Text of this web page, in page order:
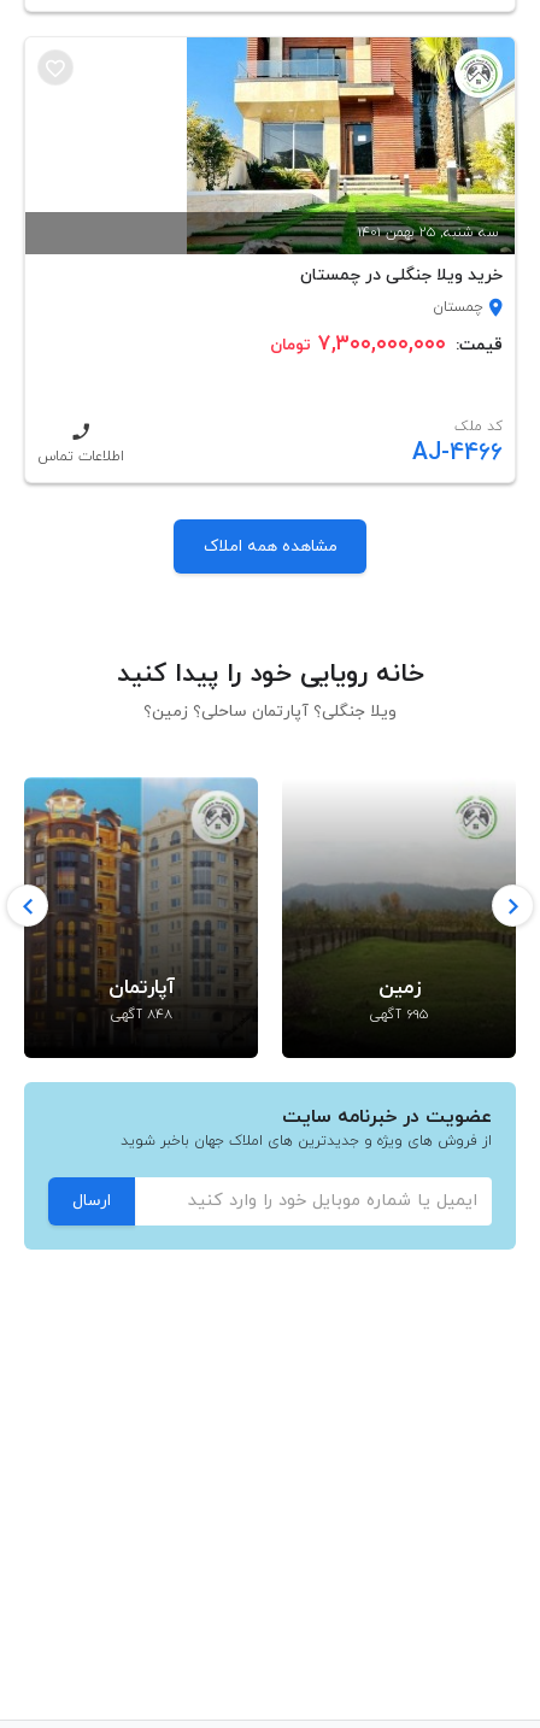
سه شنبه, 25 بهمن 1401
خرید ویلا جنگلی در چمستان
چمستان
قیمت: ۷,۳۰۰,۰۰۰,۰۰۰ تومان
کد ملک
AJ-4466 اطلاعات تماس
مشاهده همه املاک
خانه رویایی خود را پیدا کنید
ویلا جنگلی؟ آپارتمان ساحلی؟ زمین؟
زمین
695 آگهی
آپارتمان
848 آگهی
عضویت در خبرنامه سایت
از فروش های ویژه و جدیدترین های املاک جهان باخبر شوید
ارسال